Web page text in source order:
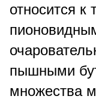
относится
пышными
множества